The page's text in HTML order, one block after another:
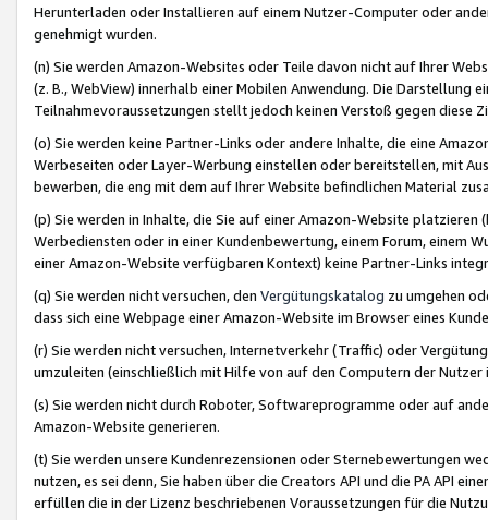
Herunterladen oder Installieren auf einem Nutzer-Computer oder
genehmigt wurden.
(n) Sie werden Amazon-Websites oder Teile davon nicht auf Ihrer
(z. B., WebView) innerhalb einer Mobilen Anwendung. Die Darstellung
Teilnahmevoraussetzungen stellt jedoch keinen Verstoß gegen diese
(o) Sie werden keine Partner-Links oder andere Inhalte, die eine
Werbeseiten oder Layer-Werbung einstellen oder bereitstellen, mit
bewerben, die eng mit dem auf Ihrer Website befindlichen Material
(p) Sie werden in Inhalte, die Sie auf einer Amazon-Website
Werbediensten oder in einer Kundenbewertung, einem Forum, einem
einer Amazon-Website verfügbaren Kontext) keine Partner-Links
(q) Sie werden nicht versuchen, den Vergütungskatalog zu umgehen
dass sich eine Webpage einer Amazon-Website im Browser eines
(r) Sie werden nicht versuchen, Internetverkehr (Traffic) oder
umzuleiten (einschließlich mit Hilfe von auf den Computern der
(s) Sie werden nicht durch Roboter, Softwareprogramme oder auf
Amazon-Website generieren.
(t) Sie werden unsere Kundenrezensionen oder Sternebewertungen
nutzen, es sei denn, Sie haben über die Creators API und die PA API
erfüllen die in der Lizenz beschriebenen Voraussetzungen für die